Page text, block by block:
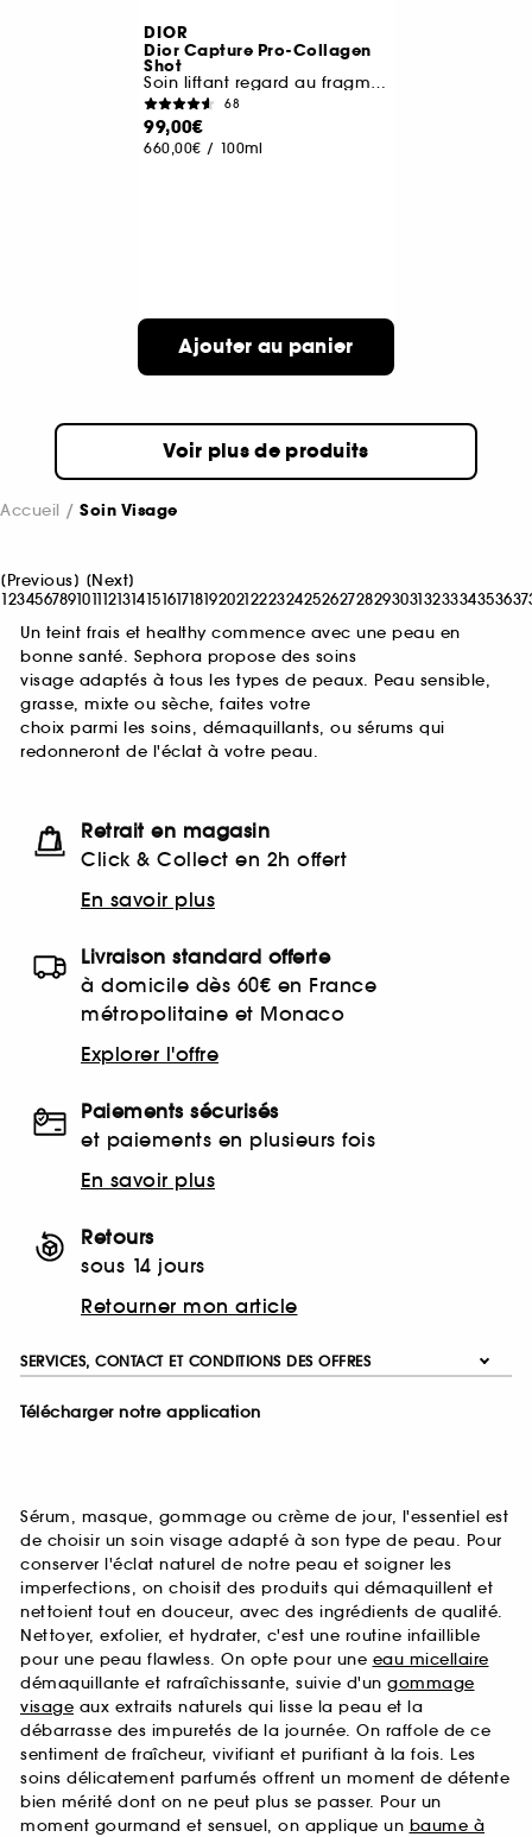
DIOR
Dior Capture Pro-Collagen
Shot
Soin liftant regard au fragment de collagène
68
99,00€
660,00€ / 100ml
Ajouter au panier
Voir plus de produits
Accueil Soin Visage
[Previous] [Next]
12345678910111213141516171819202122232425262728293031323334353637
Un teint frais et healthy commence avec une peau en
bonne santé. Sephora propose des soins
visage adaptés à tous les types de peaux. Peau sensible,
grasse, mixte ou sèche, faites votre
choix parmi les soins, démaquillants, ou sérums qui
redonneront de l'éclat à votre peau.
Retrait en magasin
Click & Collect en 2h offert
En savoir plus
Livraison standard offerte
à domicile dès 60€ en France
métropolitaine et Monaco
Explorer l'offre
Paiements sécurisés
et paiements en plusieurs fois
En savoir plus
Retours
sous 14 jours
Retourner mon article
SERVICES, CONTACT ET CONDITIONS DES OFFRES
Télécharger notre application
Sérum, masque, gommage ou crème de jour, l'essentiel est
de choisir un soin visage adapté à son type de peau. Pour
conserver l'éclat naturel de notre peau et soigner les
imperfections, on choisit des produits qui démaquillent et
nettoient tout en douceur, avec des ingrédients de qualité.
Nettoyer, exfolier, et hydrater, c'est une routine infaillible
pour une peau flawless. On opte pour une eau micellaire
démaquillante et rafraîchissante, suivie d'un gommage
visage aux extraits naturels qui lisse la peau et la
débarrasse des impuretés de la journée. On raffole de ce
sentiment de fraîcheur, vivifiant et purifiant à la fois. Les
soins délicatement parfumés offrent un moment de détente
bien mérité dont on ne peut plus se passer. Pour un
moment gourmand et sensuel, on applique un baume à